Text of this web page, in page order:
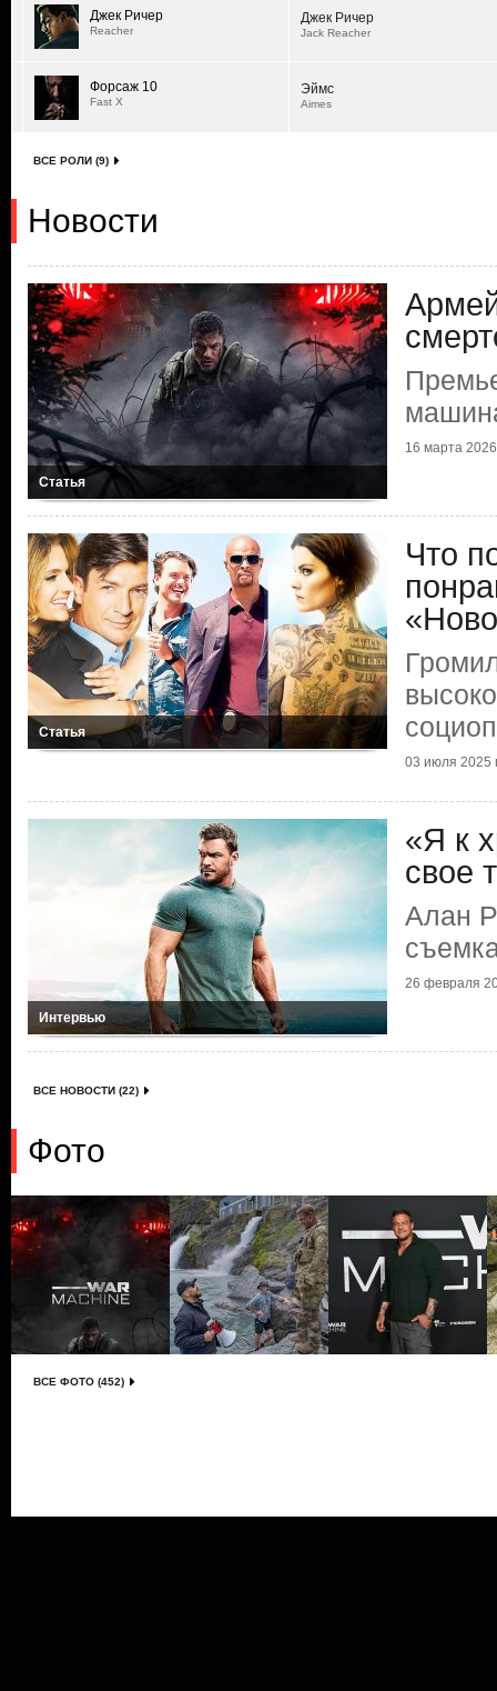
Джек Ричер
Reacher
Джек Ричер
Jack Reacher
Форсаж 10
Fast X
Эймс
Aimes
ВСЕ РОЛИ (9)
Новости
Статья
16 марта 2026
Статья
Что
03 июля 2025
Интервью
«Я к
свое
Алан
26 февраля
ВСЕ НОВОСТИ (22)
Фото
ВСЕ ФОТО (452)